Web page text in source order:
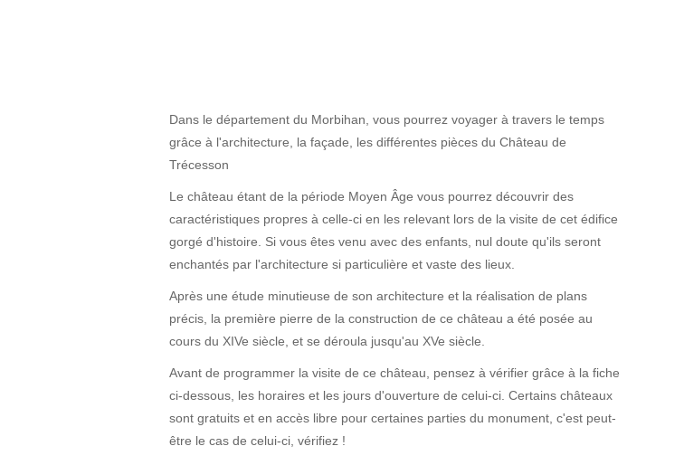
Dans le département du Morbihan, vous pourrez voyager à travers le temps
grâce à l'architecture, la façade, les différentes pièces du Château de
Trécesson
Le château étant de la période Moyen Âge vous pourrez découvrir des
caractéristiques propres à celle-ci en les relevant lors de la visite de cet édifice
gorgé d'histoire. Si vous êtes venu avec des enfants, nul doute qu'ils seront
enchantés par l'architecture si particulière et vaste des lieux.
Après une étude minutieuse de son architecture et la réalisation de plans
précis, la première pierre de la construction de ce château a été posée au
cours du XIVe siècle, et se déroula jusqu'au XVe siècle.
Avant de programmer la visite de ce château, pensez à vérifier grâce à la fiche
ci-dessous, les horaires et les jours d'ouverture de celui-ci. Certains châteaux
sont gratuits et en accès libre pour certaines parties du monument, c'est peut-
être le cas de celui-ci, vérifiez !